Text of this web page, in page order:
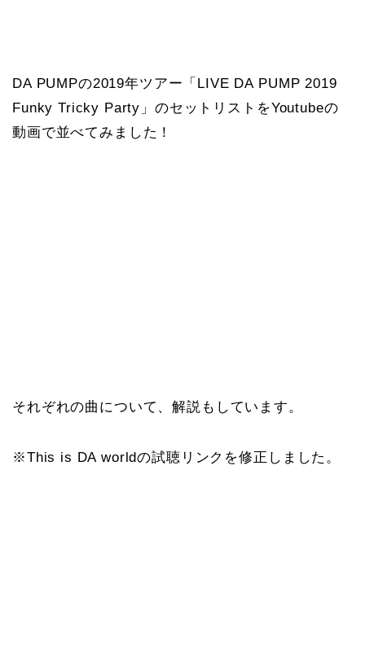
DA PUMPの2019年ツアー「LIVE DA PUMP 2019
Funky Tricky Party」のセットリストをYoutubeの
動画で並べてみました！
それぞれの曲について、解説もしています。
※This is DA worldの試聴リンクを修正しました。